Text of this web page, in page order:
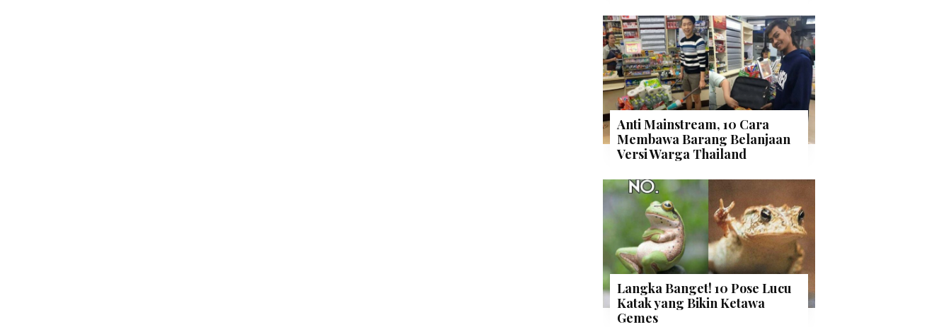
Anti Mainstream, 10 Cara
Membawa Barang Belanjaan
Versi Warga Thailand
Langka Banget! 10 Pose Lucu
Katak yang Bikin Ketawa
Gemes